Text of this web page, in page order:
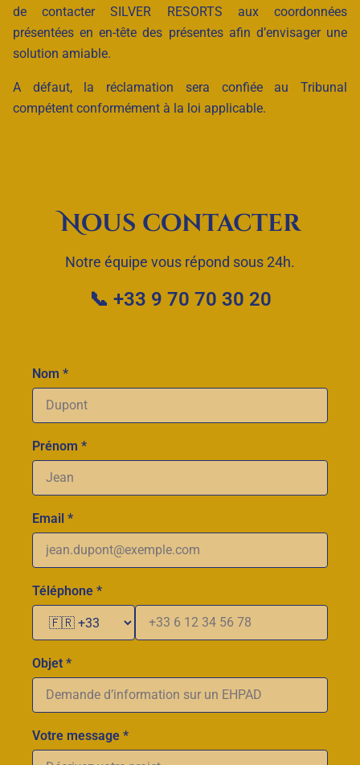
de contacter SILVER RESORTS aux coordonnées
présentées en en-tête des présentes afin d’envisager une
solution amiable.
A défaut, la réclamation sera confiée au Tribunal
compétent conformément à la loi applicable.
Nous contacter
Notre équipe vous répond sous 24h.
📞 +33 9 70 70 30 20
Nom *
Prénom *
Email *
Téléphone *
Objet *
Votre message *